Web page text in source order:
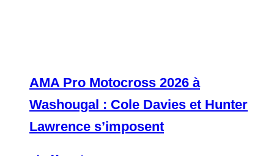
AMA Pro Motocross 2026 à
Washougal : Cole Davies et Hunter
Lawrence s’imposent